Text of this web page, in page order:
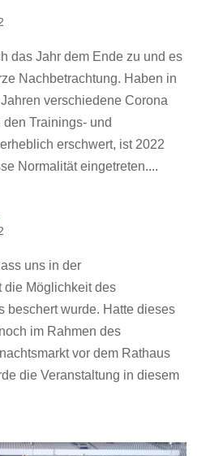
das Jahr dem Ende zu und es
Nachbetrachtung. Haben in
verschiedene Corona
Trainings- und
erschwert, ist 2022
Normalität eingetreten....
uns in der
die Möglichkeit des
beschert wurde. Hatte dieses
im Rahmen des
vor dem Rathaus
die Veranstaltung in diesem